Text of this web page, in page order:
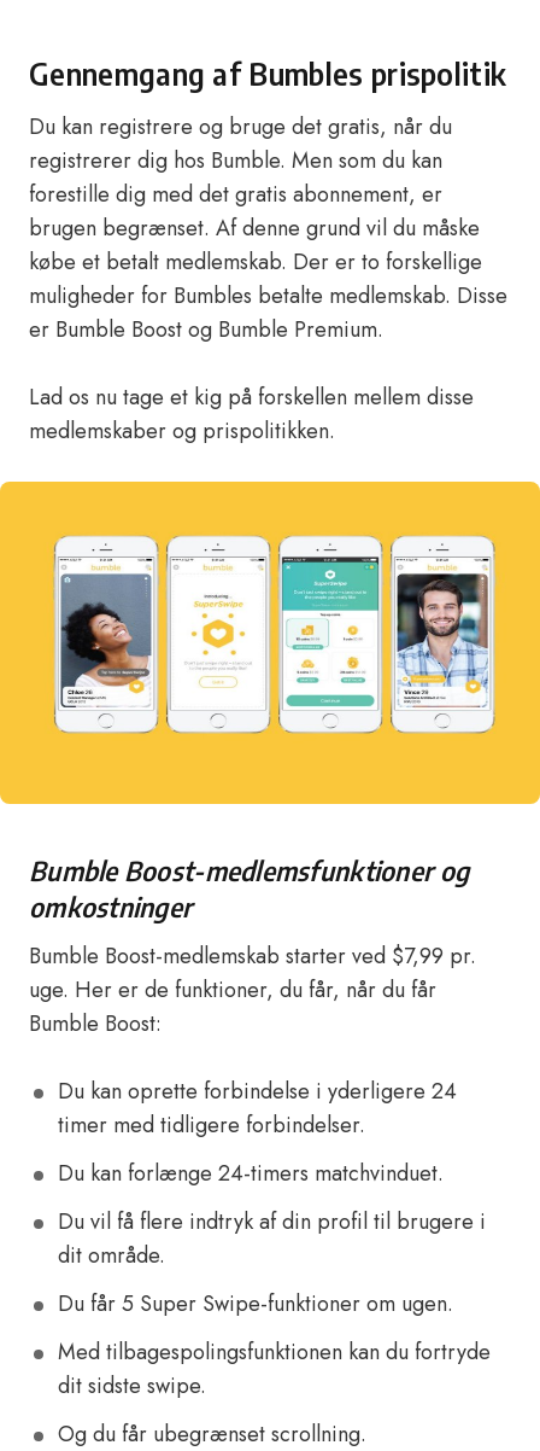
Gennemgang af Bumbles prispolitik
Du kan registrere og bruge det gratis, når du
registrerer dig hos Bumble. Men som du kan
forestille dig med det gratis abonnement, er
brugen begrænset. Af denne grund vil du måske
købe et betalt medlemskab. Der er to forskellige
muligheder for Bumbles betalte medlemskab. Disse
er Bumble Boost og Bumble Premium.
Lad os nu tage et kig på forskellen mellem disse
medlemskaber og prispolitikken.
Bumble Boost-medlemsfunktioner og
omkostninger
Bumble Boost-medlemskab starter ved $7,99 pr.
uge. Her er de funktioner, du får, når du får
Bumble Boost:
Du kan oprette forbindelse i yderligere 24
timer med tidligere forbindelser.
Du kan forlænge 24-timers matchvinduet.
Du vil få flere indtryk af din profil til brugere i
dit område.
Du får 5 Super Swipe-funktioner om ugen.
Med tilbagespolingsfunktionen kan du fortryde
dit sidste swipe.
Og du får ubegrænset scrollning.